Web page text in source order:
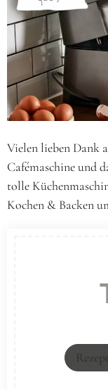
Vielen lieben Dank
Cafémaschineund
tolle
Kochen & Backen